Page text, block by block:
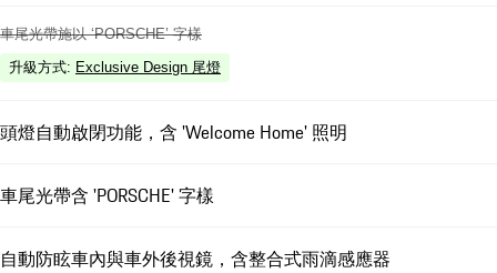
車尾光帶施以 ‘PORSCHE’ 字樣
升級方式: Exclusive Design 尾燈
頭燈自動啟閉功能，含 'Welcome Home' 照明
車尾光帶含 'PORSCHE' 字樣
自動防眩車內與車外後視鏡，含整合式雨滴感應器